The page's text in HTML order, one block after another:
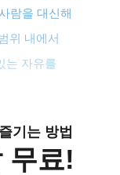
람을 대신해
위 내에서
는 자유를
기는 방법
무료!